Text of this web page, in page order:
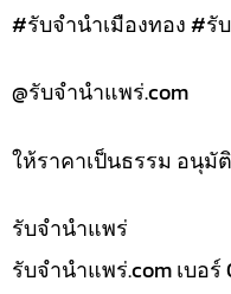
#รับจำนำเมืองทอง #รั
@รับจํานําแพร่.com
ให้ราคาเป็นธรรม อนุมั
รับจํานำแพร่
รับจํานําแพร่.com เบอร์